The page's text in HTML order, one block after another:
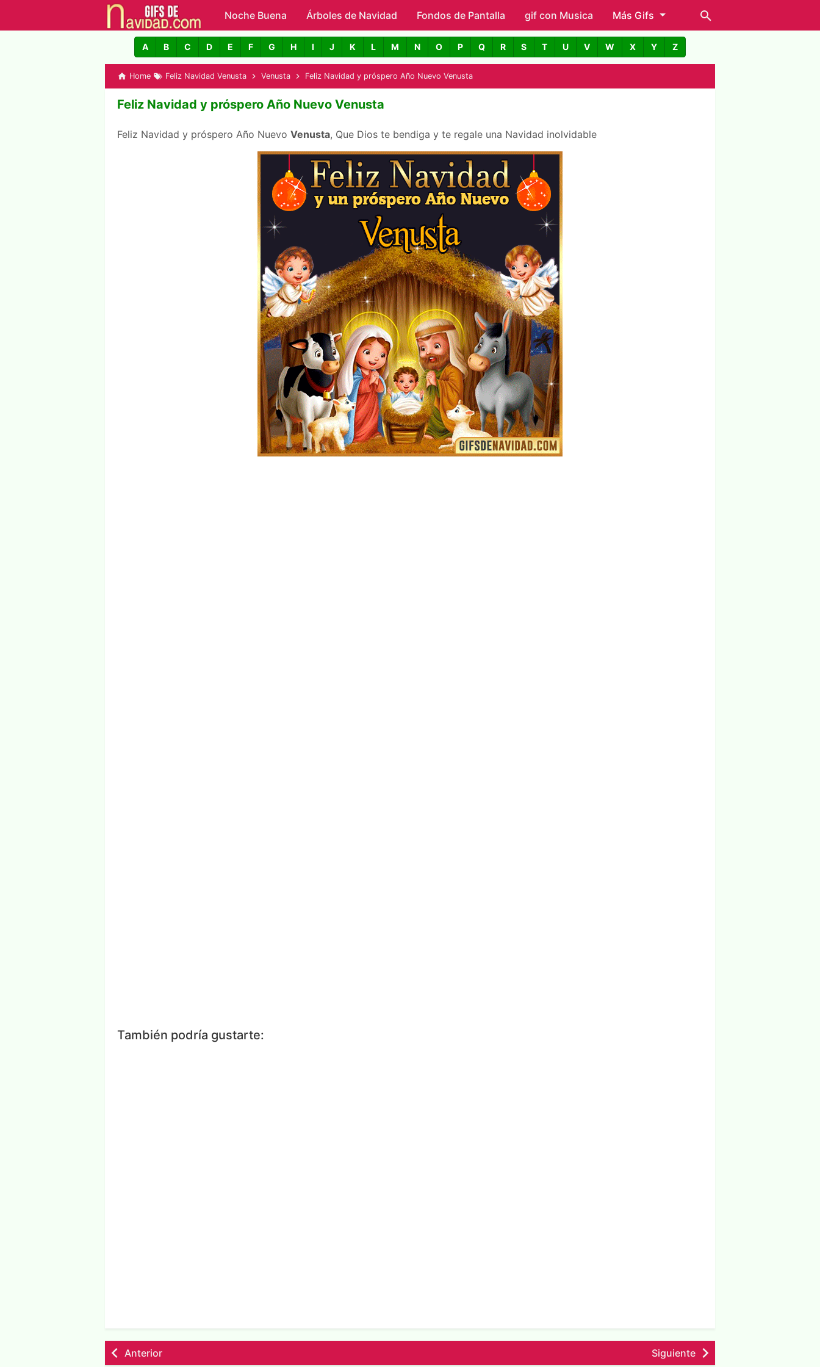
Skip to main content
Noche Buena Árboles de Navidad Fondos de Pantalla gif con Musica Más Gifs
GIFs de Navidad con Nombres
A B C D E F G H I J K L M N O P Q R S T U V W X Y Z
Home Feliz Navidad Venusta Venusta Feliz Navidad y próspero Año Nuevo Venusta
Feliz Navidad y próspero Año Nuevo Venusta
Feliz Navidad y próspero Año Nuevo Venusta, Que Dios te bendiga y te regale una Navidad inolvidable
Facebook Messenger WhatsApp